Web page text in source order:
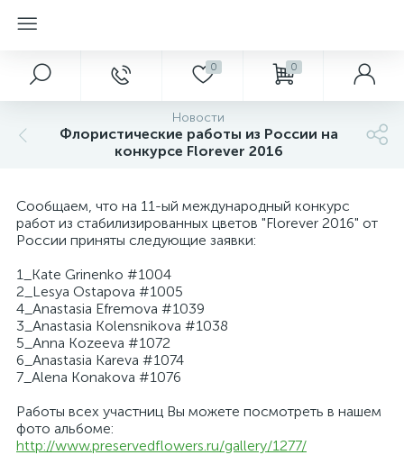
0 0
Новости
Флористические работы из России на
конкурсе Florever 2016
Сообщаем, что на 11-ый международный конкурс
работ из стабилизированных цветов "Florever 2016" от
России приняты следующие заявки:
1_Kate Grinenko #1004
2_Lesya Ostapova #1005
4_Anastasia Efremova #1039
3_Anastasia Kolensnikova #1038
5_Anna Kozeeva #1072
6_Anastasia Kareva #1074
7_Alena Konakova #1076
Работы всех участниц Вы можете посмотреть в нашем
фото альбоме:
http://www.preservedflowers.ru/gallery/1277/